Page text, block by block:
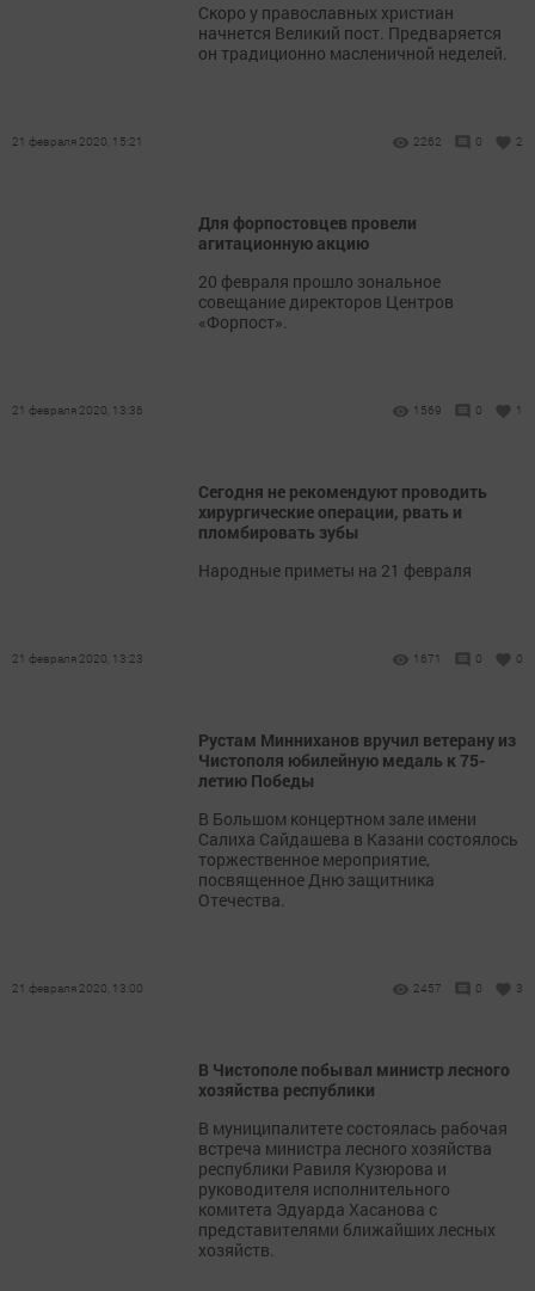
Скоро у православных христиан
начнется Великий пост. Предваряется
он традиционно масленичной неделей.
21 февраля 2020, 15:21 2262 0 2
Для форпостовцев провели
агитационную акцию
20 февраля прошло зональное
совещание директоров Центров
«Форпост».
21 февраля 2020, 13:36 1569 0 1
Сегодня не рекомендуют проводить
хирургические операции, рвать и
пломбировать зубы
Народные приметы на 21 февраля
21 февраля 2020, 13:23 1671 0 0
Рустам Минниханов вручил ветерану из
Чистополя юбилейную медаль к 75-
летию Победы
В Большом концертном зале имени
Салиха Сайдашева в Казани состоялось
торжественное мероприятие,
посвященное Дню защитника
Отечества.
21 февраля 2020, 13:00 2457 0 3
В Чистополе побывал министр лесного
хозяйства республики
В муниципалитете состоялась рабочая
встреча министра лесного хозяйства
республики Равиля Кузюрова и
руководителя исполнительного
комитета Эдуарда Хасанова с
представителями ближайших лесных
хозяйств.